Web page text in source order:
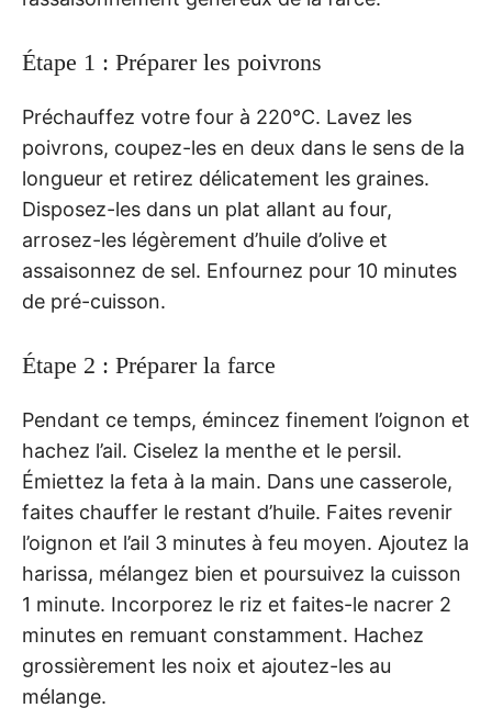
Étape 1 : Préparer les poivrons
Préchauffez votre four à 220°C. Lavez les
poivrons, coupez-les en deux dans le sens de la
longueur et retirez délicatement les graines.
Disposez-les dans un plat allant au four,
arrosez-les légèrement d’huile d’olive et
assaisonnez de sel. Enfournez pour 10 minutes
de pré-cuisson.
Étape 2 : Préparer la farce
Pendant ce temps, émincez finement l’oignon et
hachez l’ail. Ciselez la menthe et le persil.
Émiettez la feta à la main. Dans une casserole,
faites chauffer le restant d’huile. Faites revenir
l’oignon et l’ail 3 minutes à feu moyen. Ajoutez la
harissa, mélangez bien et poursuivez la cuisson
1 minute. Incorporez le riz et faites-le nacrer 2
minutes en remuant constamment. Hachez
grossièrement les noix et ajoutez-les au
mélange.